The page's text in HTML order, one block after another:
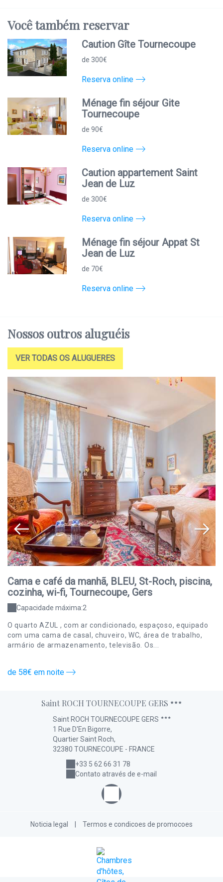
Vocêtambémreservar
Caution Gîte Tournecoupe
de 300€
Reserva online
Ménage fin séjour Gite
Tournecoupe
de 90€
Reserva online
Caution appartement Saint
Jean de Luz
de 300€
Reserva online
Ménage fin séjour Appat St
Jean de Luz
de 70€
Reserva online
Nossos outros aluguéis
VER TODAS OS ALUGUERES
Cama e café da manhã, BLEU, St-Roch, piscina,
cozinha, wi-fi, Tournecoupe, Gers
Capacidade máxima:2
O quarto AZUL , com ar condicionado, espaçoso, equipado
com uma cama de casal, chuveiro, WC, área de trabalho,
armário de armazenamento, televisão. Os...
de 58€ em noite
Saint ROCH TOURNECOUPE GERS
Saint ROCH TOURNECOUPE GERS
1 Rue D'En Bigorre,
Quartier Saint Roch,
32380 TOURNECOUPE - FRANCE
+33 5 62 66 31 78
Contato através de e-mail
Noticia legal Termos e condicoes de promocoes